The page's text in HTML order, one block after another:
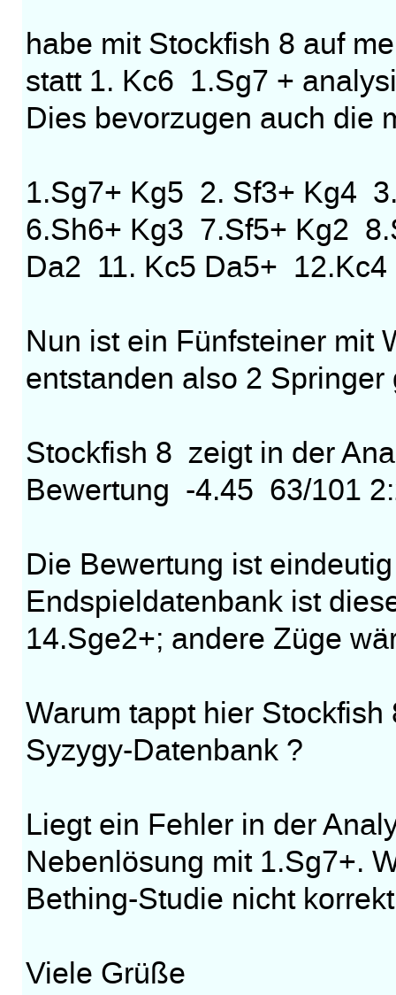
habe mit Stockfish 8 auf
statt 1. Kc6 1.Sg7 +
Dies bevorzugen auch die
1.Sg7+ Kg5 2. Sf3+ Kg4
6.Sh6+ Kg3 7.Sf5+ Kg2
Da2 11. Kc5 Da5+
Nun ist ein Fünfsteiner
entstanden also 2 Springer
Stockfish 8 zeigt in der
Bewertung -4.45 63/101
Die Bewertung ist
Endspieldatenbank ist
14.Sge2+; andere Züge
Warum tappt hier
Syzygy-Datenbank ?
Liegt ein Fehler in der
Nebenlösung mit 1.Sg7+.
Bething-Studie nicht korrekt
Viele Grüße